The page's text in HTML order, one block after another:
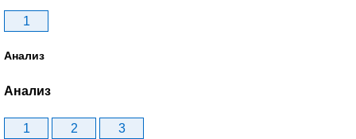
1
Анализ
Анализ
1 2 3